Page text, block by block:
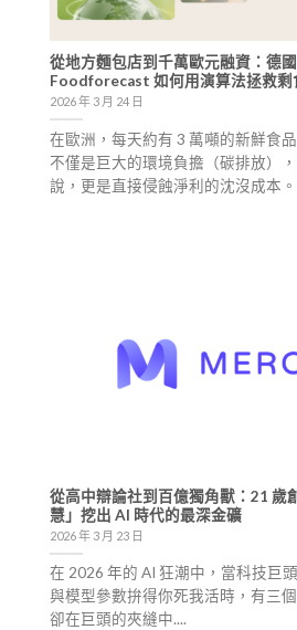
從地方麵包店到千萬歐元融資：德
Foodforecast 如何用演算法拯救剩
2026 年 3 月 24 日
在歐洲，每天約有 3 萬噸的新鮮食
不僅是巨大的環境負擔（碳排放）
說，更是直接侵蝕淨利的沈沒成本。
從高中辯論社到百億獨角獸：21 歲
慧」挖出 AI 時代的最深金礦
2026 年 3 月 23 日
在 2026 年的 AI 狂潮中，當科技巨
與模型參數拚得你死我活時，有三
卻在巨頭的夾縫中....